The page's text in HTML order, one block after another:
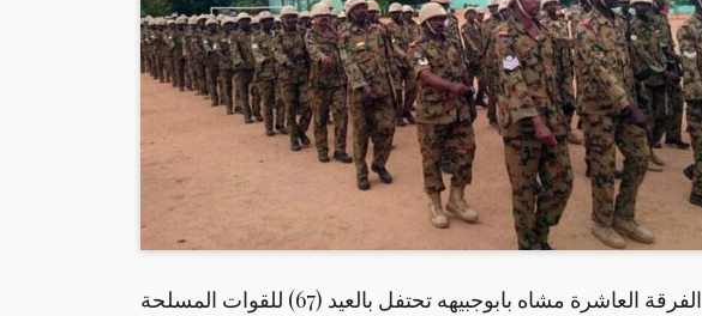
الفرقة العاشرة مشاه بابوجبيهه تحتفل بالعيد (67) للقوات المسلحة